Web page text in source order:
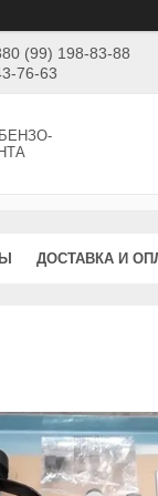
(99) 198-83-88
76-63
ДОСТАВКА И